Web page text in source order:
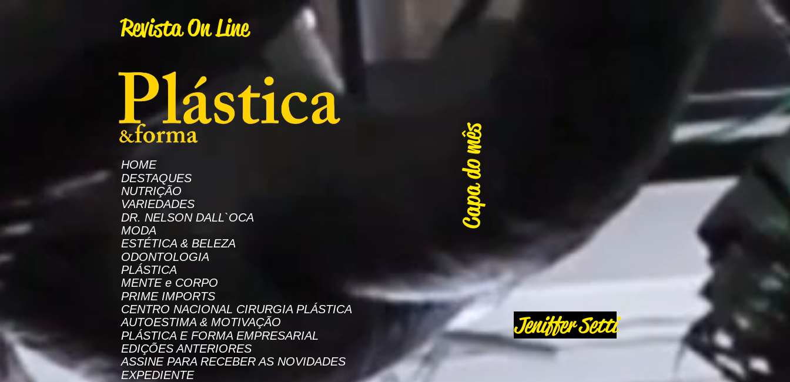
Revista On Line
HOME
DESTAQUES
NUTRIÇÃO
VARIEDADES
DR. NELSON DALL`OCA
MODA
ESTÉTICA & BELEZA
ODONTOLOGIA
PLÁSTICA
MENTE e CORPO
PRIME IMPORTS
CENTRO NACIONAL CIRURGIA PLÁSTICA
AUTOESTIMA & MOTIVAÇÃO
PLÁSTICA E FORMA EMPRESARIAL
EDIÇÕES ANTERIORES
ASSINE PARA RECEBER AS NOVIDADES
EXPEDIENTE
Jeniffer Setti
Capa do mês